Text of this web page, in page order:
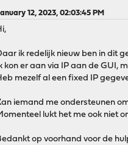
12, 2023, 02:03:45 PM
ik redelijk nieuw ben in dit
kon er aan via IP aan de GUI,
mezelf al een fixed IP
iemand me ondersteunen
lukt het me ook niet
op voorhand voor de